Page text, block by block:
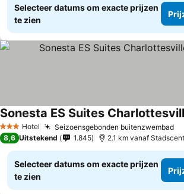
Selecteer datums om exacte prijzen
te zien
3 SterrenHotel Seizoensgebonden buitenzwembad
Sonesta ES Suites
8,6 Uitstekend 1.845 2.1 km vanaf
Selecteer datums om exacte prijzen
te zien